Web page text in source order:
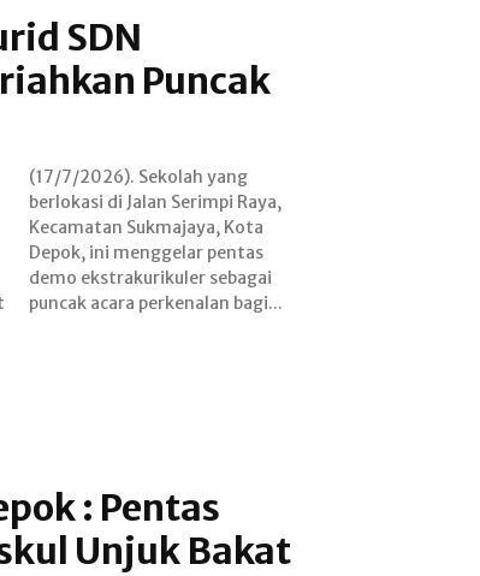
SDN
Puncak
puncak acara perkenalan bagi...
: Pentas
Unjuk Bakat